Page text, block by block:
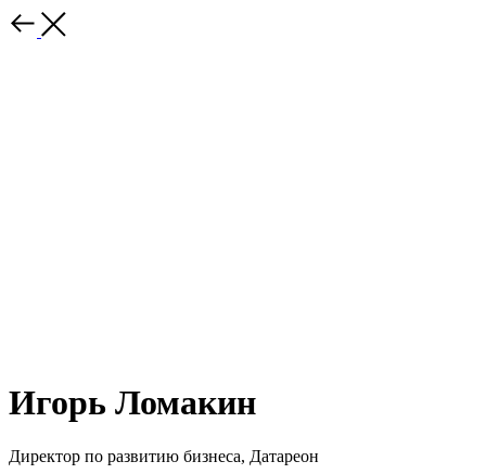
Игорь Ломакин
Директор по развитию бизнеса, Датареон